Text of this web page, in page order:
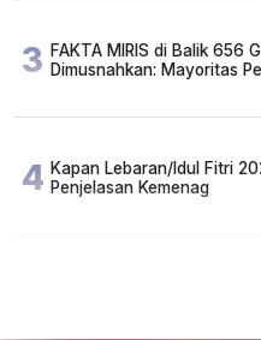
3 FAKTA MIRIS di Balik 656
Dimusnahkan: Mayoritas
4 Kapan Lebaran/Idul Fitri
Penjelasan Kemenag